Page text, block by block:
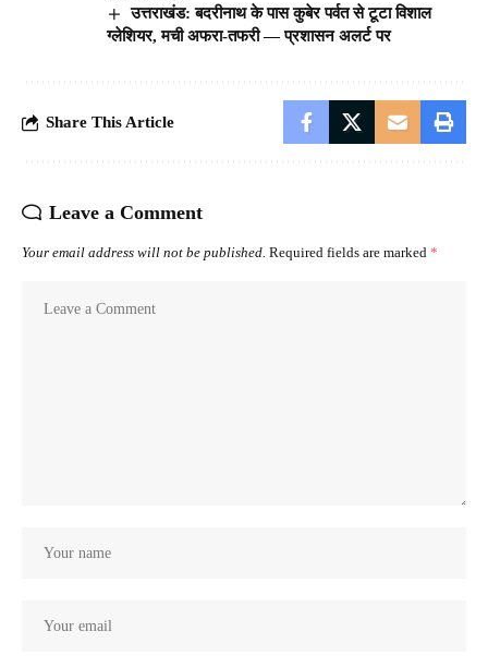
उत्तराखंड: बदरीनाथ के पास कुबेर पर्वत से टूटा विशाल
ग्लेशियर, मची अफरा-तफरी — प्रशासन अलर्ट पर
Share This Article
Leave a Comment
Your email address will not be published. Required fields are marked *